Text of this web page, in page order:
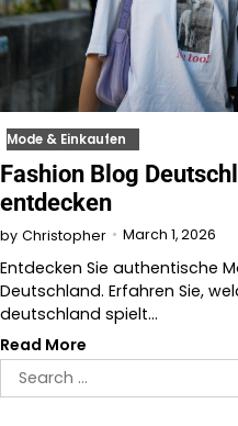
Mode & Einkaufen
Fashion Blog
entdecken
by Christopher March 1, 2026
Entdecken Sie authentische
Deutschland. Erfahren Sie,
deutschland spielt…
Read More
Search
for: